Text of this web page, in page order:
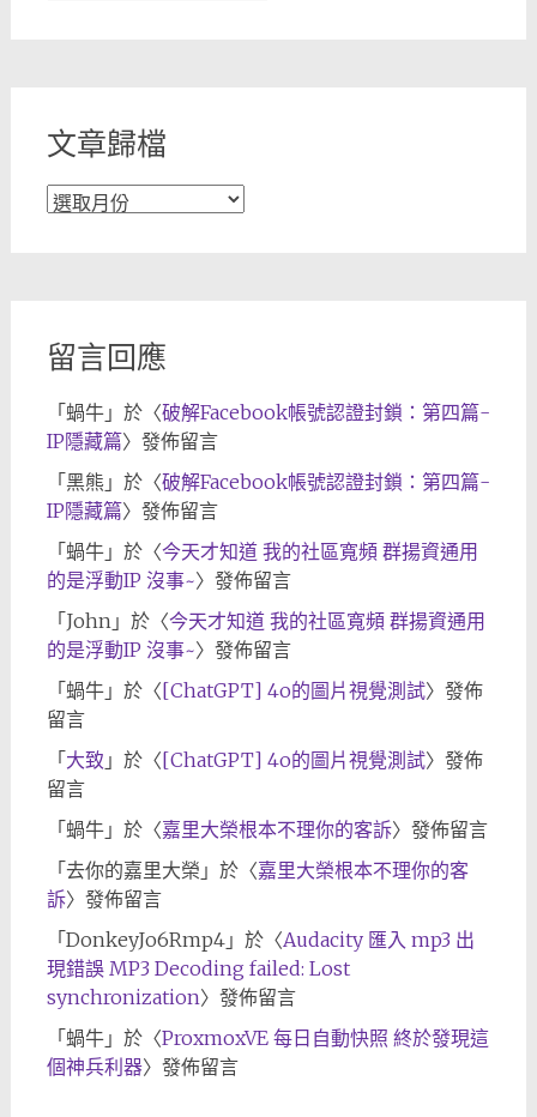
文章歸檔
文
留言回應
「蝸牛」於〈破解Facebook帳號認證封鎖：第四篇-
IP隱藏篇〉發佈留言
「黑熊 」於〈破解Facebook帳號認證封鎖：第四篇-
IP隱藏篇〉發佈留言
「蝸牛」於〈今天才知道 我的社區寬頻 群揚資通用
的是浮動IP 沒事~〉發佈留言
「John 」於〈今天才知道 我的社區寬頻 群揚資通用
的是浮動IP 沒事~〉發佈留言
「蝸牛」於〈[ChatGPT] 4o的圖片視覺測試〉發佈
留言
「大致 」於〈[ChatGPT] 4o的圖片視覺測試〉發佈
留言
「蝸牛」於〈嘉里大榮根本不理你的客訴〉發佈留言
「去你的嘉里大榮 」於〈嘉里大榮根本不理你的客
訴〉發佈留言
「DonkeyJo6Rmp4」於〈Audacity 匯入 mp3 出
現錯誤 MP3 Decoding failed: Lost
synchronization〉發佈留言
「蝸牛」於〈ProxmoxVE 每日自動快照 終於發現這
個神兵利器〉發佈留言